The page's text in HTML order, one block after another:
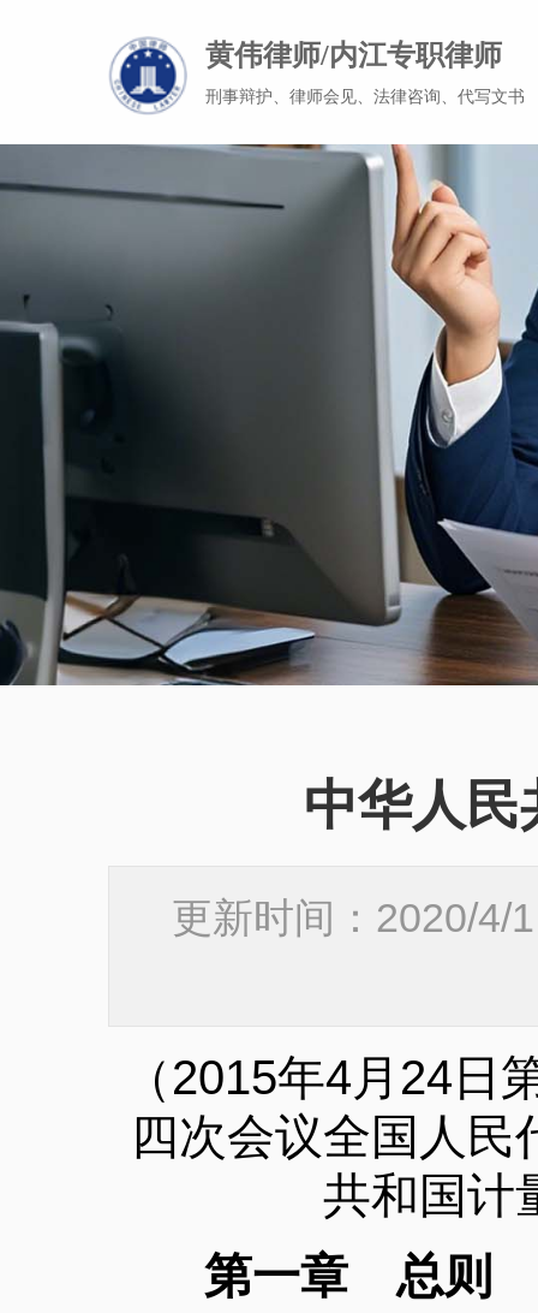
黄伟律师/内江专职律师
刑事辩护、律师会见、法律咨询、代写文书
中华人
更新时间：2020/
（2015年4月24
四次会议全国人民
共和国计
第一章 总则